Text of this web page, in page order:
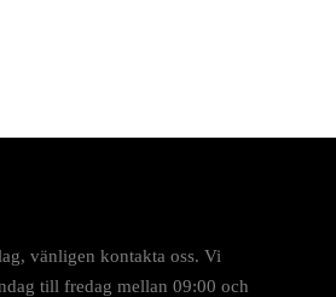
vänligen kontakta oss. Vi
till fredag mellan 09:00 och